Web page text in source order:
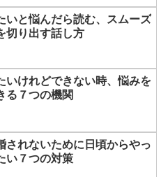
いと悩んだら読む、スムーズ
切り出す話し方
いけれどできない時、悩みを
る７つの機関
されないために日頃からやっ
い７つの対策